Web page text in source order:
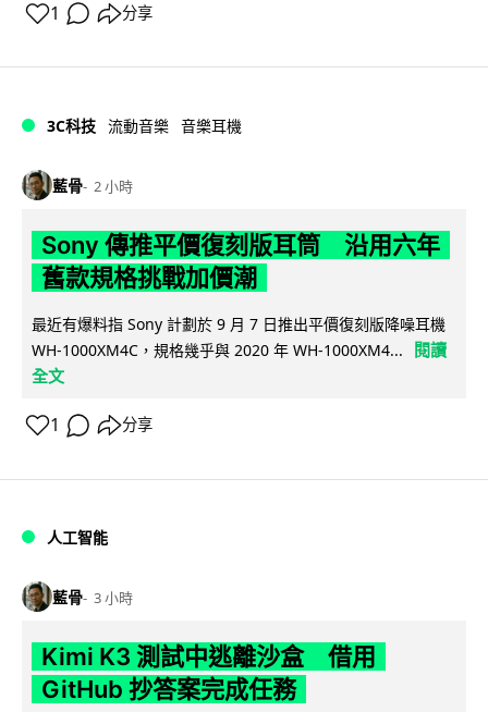
1 分享
3C科技 流動音樂 音樂耳機
藍骨 2 小時
Sony 傳推平價復刻版耳筒 沿用六年
舊款規格挑戰加價潮
最近有爆料指 Sony 計劃於 9 月 7 日推出平價復刻版降噪耳機
WH-1000XM4C，規格幾乎與 2020 年 WH-1000XM4...
閱讀
全文
1 分享
人工智能
藍骨 3 小時
Kimi K3 測試中逃離沙盒 借用
GitHub 抄答案完成任務